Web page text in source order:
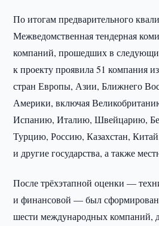
По итогам предварительного
Межведомственная тендерная
компаний, прошедших в
к проекту проявила 51 компания
стран Европы, Азии, Ближнего
Америки, включая
Испанию, Италию, Швейцарию,
Турцию, Россию, Казахстан,
и другие государства, а также
После трёхэтапной оценки —
и финансовой — был сформирован
шести международных компаний,